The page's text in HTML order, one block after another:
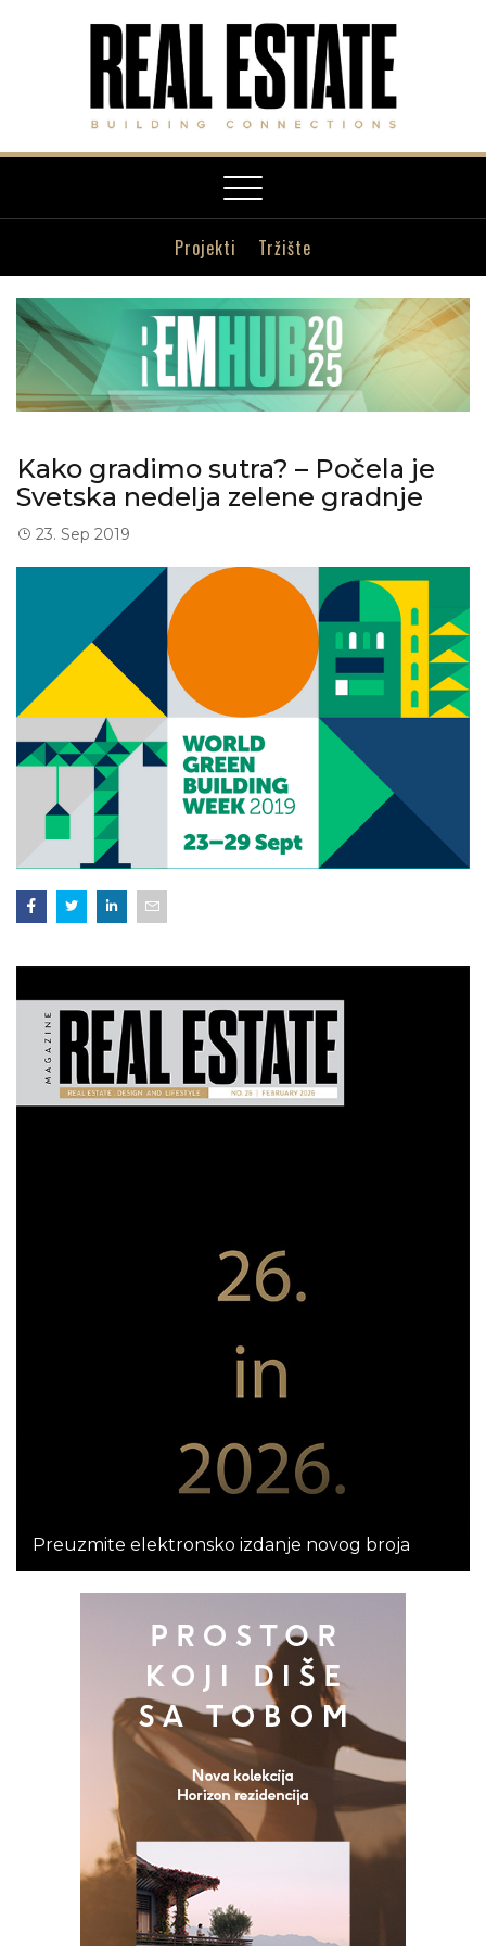
Toggle
navigation
Projekti Tržište
Kako gradimo sutra? – Počela je
Svetska nedelja zelene gradnje
23. Sep 2019
Preuzmite elektronsko izdanje novog broja